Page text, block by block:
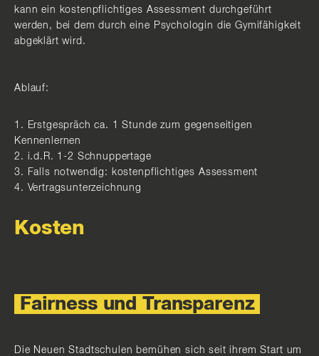
kann ein kostenpflichtiges Assessment durchgeführt
werden, bei dem durch eine Psychologin die Gymifähigkeit
abgeklärt wird.
Ablauf:
1. Erstgespräch ca. 1 Stunde zum gegenseitigen
Kennenlernen
2. i.d.R. 1-2 Schnuppertage
3. Falls notwendig: kostenpflichtiges Assessment
4. Vertragsunterzeichnung
Kosten
Fairness und Transparenz
Die Neuen Stadtschulen bemühen sich seit ihrem Start um